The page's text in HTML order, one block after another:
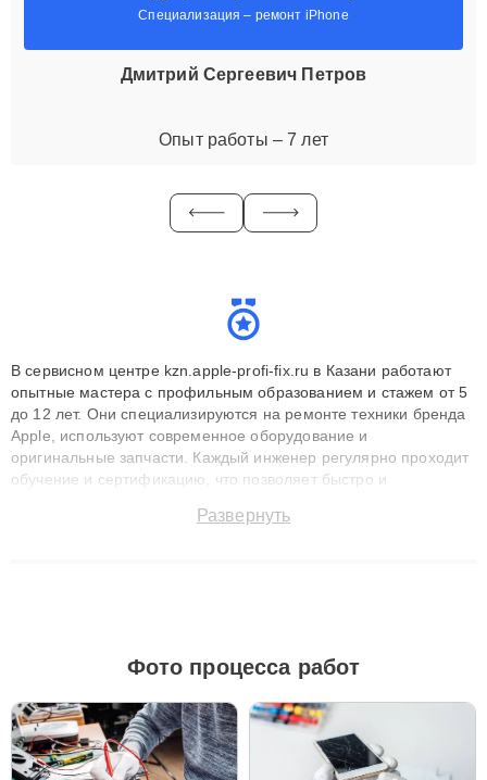
Специализация – ремонт iPhone
Дмитрий Сергеевич Петров
Опыт работы – 7 лет
В сервисном центре kzn.apple-profi-fix.ru в Казани работают
опытные мастера с профильным образованием и стажем от 5
до 12 лет. Они специализируются на ремонте техники бренда
Apple, используют современное оборудование и
оригинальные запчасти. Каждый инженер регулярно проходит
обучение и сертификацию, что позволяет быстро и
сохранением гарантии до 3 лет. Наши мастера решают
Развернуть
Фото процесса работ